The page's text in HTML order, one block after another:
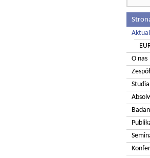
O nas
Zespół
Studia